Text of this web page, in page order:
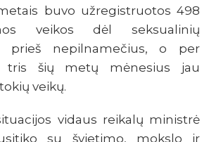
buvo užregistruotos 498
veikos dėl seksualinių
prieš nepilnamečius, o per
tris šių metų mėnesius jau
veikų.
vidaus reikalų ministrė
su švietimo, mokslo ir